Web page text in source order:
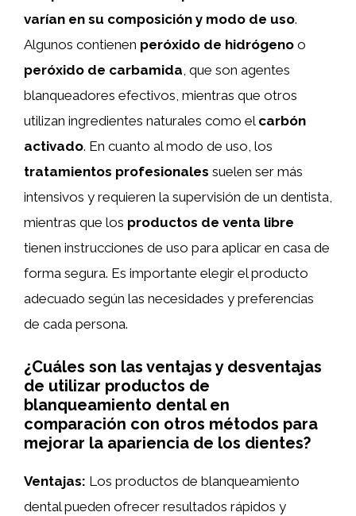
varían en su composición y modo de uso.
Algunos contienen peróxido de hidrógeno o
peróxido de carbamida, que son agentes
blanqueadores efectivos, mientras que otros
utilizan ingredientes naturales como el carbón
activado. En cuanto al modo de uso, los
tratamientos profesionales suelen ser más
intensivos y requieren la supervisión de un dentista,
mientras que los productos de venta libre
tienen instrucciones de uso para aplicar en casa de
forma segura. Es importante elegir el producto
adecuado según las necesidades y preferencias
de cada persona.
¿Cuáles son las ventajas y desventajas
de utilizar productos de
blanqueamiento dental en
comparación con otros métodos para
mejorar la apariencia de los dientes?
Ventajas: Los productos de blanqueamiento
dental pueden ofrecer resultados rápidos y